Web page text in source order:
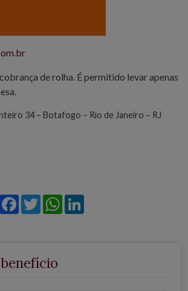
de rolha. É permitido levar apenas
34 – Botafogo – Rio de Janeiro – RJ
Share Facebook
TwitterWhatsApp